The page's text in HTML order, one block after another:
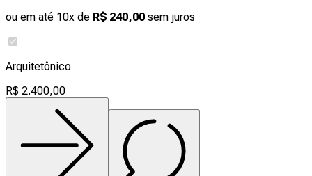
ou em até 10x de R$ 240,00 sem juros
Arquitetônico
R$ 2.400,00